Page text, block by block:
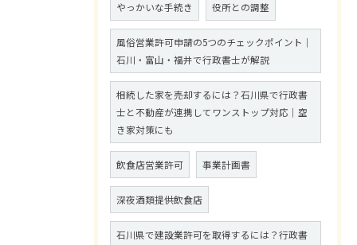
やっかいな手続き 役所との調整
風俗営業許可申請の5つのチェックポイント｜
石川・富山・福井で行政書士が解説
相続した家を売却するには？石川県で行政書
士と不動産が連携してワンストップ対応｜空
き家対策にも
飲食店営業許可 事業計画書
深夜酒類提供飲食店
石川県で建設業許可を取得するには？行政書